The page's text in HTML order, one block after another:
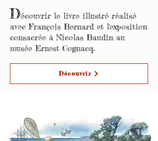
Découvrir le livre illustré réalisé
avec François Bernard et l'exposition
consacrée à Nicolas Baudin au
musée Ernest Cognacq.
Découvrir